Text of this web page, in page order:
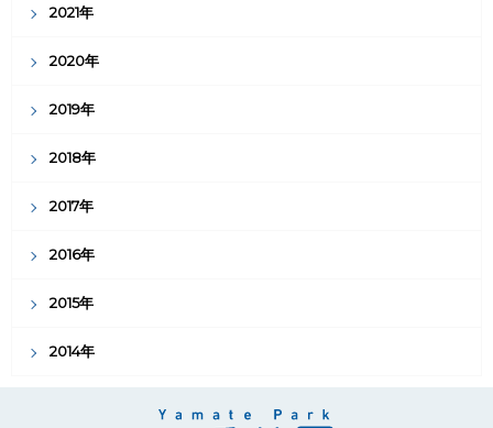
2021年
2020年
2019年
2018年
2017年
2016年
2015年
2014年